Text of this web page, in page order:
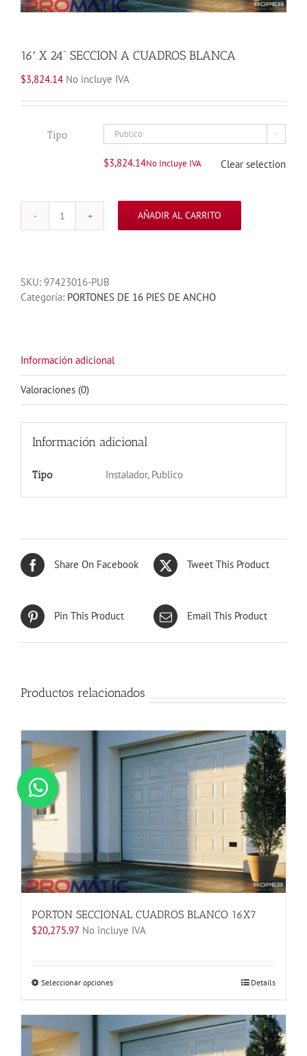
16′ X 24” SECCION A CUADROS BLANCA
$3,824.14 No incluye IVA
Tipo 
$3,824.14No Incluye IVA Clear selection
16'
A
CUADROS
AÑADIR AL CARRITO
SKU: 97423016-PUB
Categoría: PORTONES DE 16 PIES DE ANCHO
Información adicional
Valoraciones (0)
Información adicional
Tipo Instalador, Publico
Share On Facebook Tweet This Product
Pin This Product Email This Product
Productos relacionados
PORTON SECCIONAL CUADROS BLANCO 16X7
$20,275.97 No incluye IVA
Seleccionar opcionesEste
tiene
múltiples
variantes.
Details